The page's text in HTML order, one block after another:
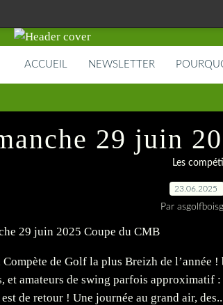
ACCUEIL NEWSLETTER
29 juin
Les
23.06.2025
Par
de Golf la plus Breizh de l’année
et amateurs de swing parfois
de retour ! Une journée au grand air,